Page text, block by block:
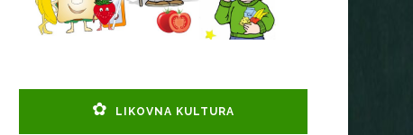
LIKOVNA KULTURA